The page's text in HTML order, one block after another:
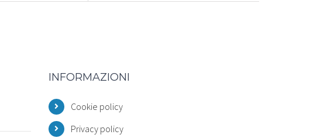
INFORMAZIONI
Cookie policy
Privacy policy